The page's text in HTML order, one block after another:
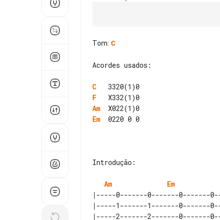
Tom: C
Acordes usados:
C
F
Am
Em
  0220 0 0
Introdução:
Am Em
|-----0-------0-------0-------
|-----1-------1-------0-------
|-----2-------2-------0-------